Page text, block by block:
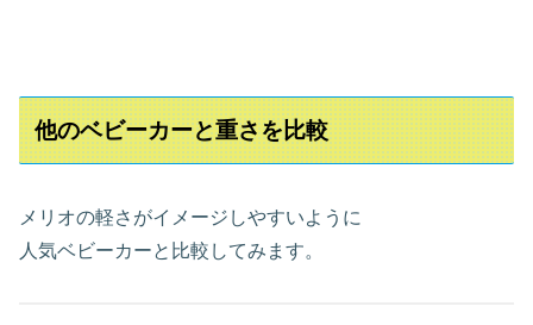
他のベビーカーと重さを比較
メリオの軽さがイメージしやすいように
人気ベビーカーと比較してみます。